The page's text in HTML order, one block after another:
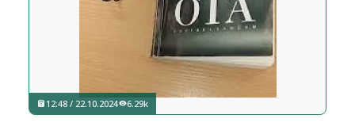
12:48 / 22.10.2024 6.29k